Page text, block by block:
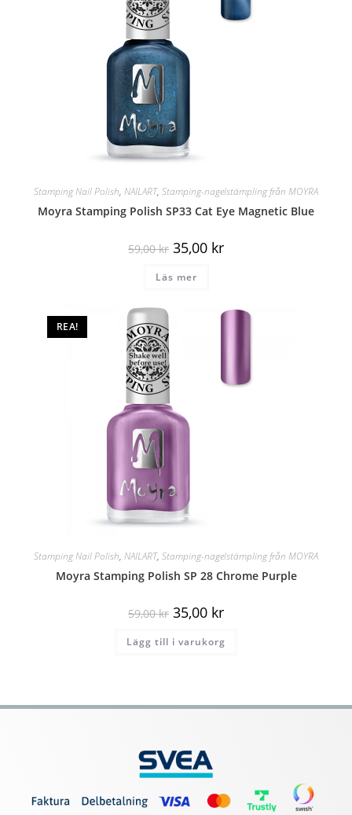
Stamping Nail Polish, NAILART, Stamping-nagelstämpling från MOYRA
Moyra Stamping Polish SP33 Cat Eye Magnetic Blue
59,00kr 35,00 kr
Läs mer
REA!
Stamping Nail Polish, NAILART, Stamping-nagelstämpling från MOYRA
Moyra Stamping Polish SP 28 Chrome Purple
59,00kr 35,00 kr
Lägg till i varukorg